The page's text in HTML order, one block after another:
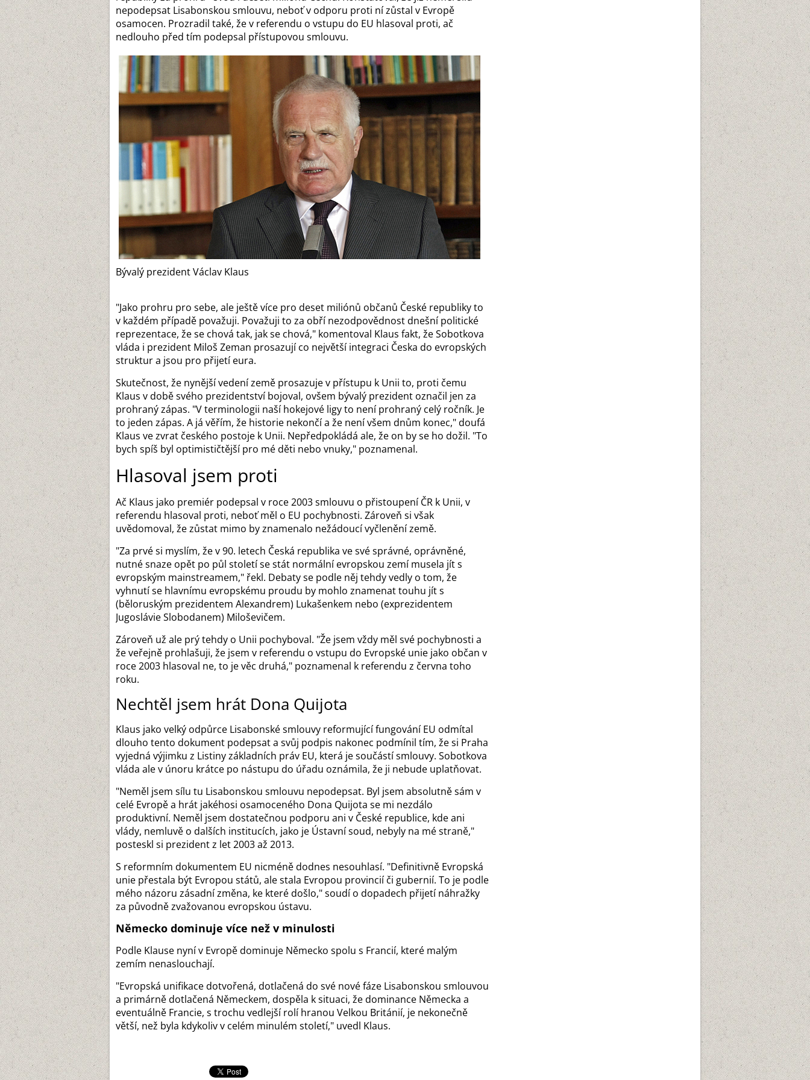
nepodepsat Lisabonskou smlouvu, neboť v odporu proti ní zůstal v Evropě
osamocen. Prozradil také, že v referendu o vstupu do EU hlasoval proti, ač
nedlouho před tím podepsal přístupovou smlouvu.
Bývalý prezident Václav Klaus
"Jako prohru pro sebe, ale ještě více pro deset miliónů občanů České republiky to
v každém případě považuji. Považuji to za obří nezodpovědnost dnešní politické
reprezentace, že se chová tak, jak se chová," komentoval Klaus fakt, že Sobotkova
vláda i prezident Miloš Zeman prosazují co největší integraci Česka do evropských
struktur a jsou pro přijetí eura.
Skutečnost, že nynější vedení země prosazuje v přístupu k Unii to, proti čemu
Klaus v době svého prezidentství bojoval, ovšem bývalý prezident označil jen za
prohraný zápas. "V terminologii naší hokejové ligy to není prohraný celý ročník. Je
to jeden zápas. A já věřím, že historie nekončí a že není všem dnům konec," doufá
Klaus ve zvrat českého postoje k Unii. Nepředpokládá ale, že on byse ho dožil. "To
bych spíš byl optimističtější pro mé děti nebo vnuky," poznamenal.
Hlasoval jsem proti
Ač Klaus jako premiér podepsal v roce2003 smlouvu o přistoupení ČR k Unii, v
referendu hlasoval proti, neboť měl o EU pochybnosti. Zároveň si však
uvědomoval, že zůstat mimo by znamenalo nežádoucí vyčlenění země.
"Za prvé si myslím, že v 90. letech Česká republika ve své správné, oprávněné,
nutné snaze opět po půl století se stát normální evropskou zemí musela jít s
evropským mainstreamem," řekl. Debaty se podle něj tehdy vedly o tom, že
vyhnutí se hlavnímu evropskému proudu by mohlo znamenat touhu jít s
(běloruským prezidentem Alexandrem) Lukašenkem nebo (exprezidentem
Jugoslávie Slobodanem) Miloševičem.
Zároveň už ale prý tehdy o Unii pochyboval. "Že jsem vždy měl své pochybnosti a
že veřejně prohlašuji, že jsem v referendu o vstupu do Evropské unie jako občan v
roce 2003 hlasoval ne, to je věc druhá," poznamenal k referendu z června toho
roku.
Nechtěl jsem hrát Dona Quijota
Klaus jako velký odpůrce Lisabonské smlouvy reformující fungování EU odmítal
dlouho tento dokument podepsat a svůj podpis nakonec podmínil tím, že si Praha
vyjedná výjimku z Listiny základních práv EU, která je součástí smlouvy. Sobotkova
vláda ale v únoru krátce po nástupu do úřadu oznámila, že ji nebude uplatňovat.
"Neměl jsem sílu tu Lisabonskou smlouvu nepodepsat. Byl jsem absolutně sám v
celé Evropě a hrát jakéhosi osamoceného Dona Quijota se mi nezdálo
produktivní. Neměl jsem dostatečnou podporu ani v České republice, kde ani
vlády, nemluvě o dalších institucích, jako je Ústavní soud, nebyly na mé straně,"
posteskl si prezident z let 2003 až 2013.
S reformním dokumentem EU nicméně dodnes nesouhlasí. "Definitivně Evropská
unie přestala být Evropou států, ale stala Evropou provincií či gubernií. To je podle
mého názoru zásadní změna, ke které došlo," soudí o dopadech přijetí náhražky
za původně zvažovanou evropskou ústavu.
Německo dominuje více než v minulosti
Podle Klause nyní v Evropě dominuje Německo spolu s Francií, které malým
zemím nenaslouchají.
"Evropská unifikace dotvořená, dotlačená do své nové fáze Lisabonskou smlouvou
a primárně dotlačená Německem, dospěla k situaci, že dominance Německa a
eventuálně Francie, s trochu vedlejší rolí hranou Velkou Británií, je nekonečně
větší, než byla kdykoliv v celém minulém století," uvedl Klaus.